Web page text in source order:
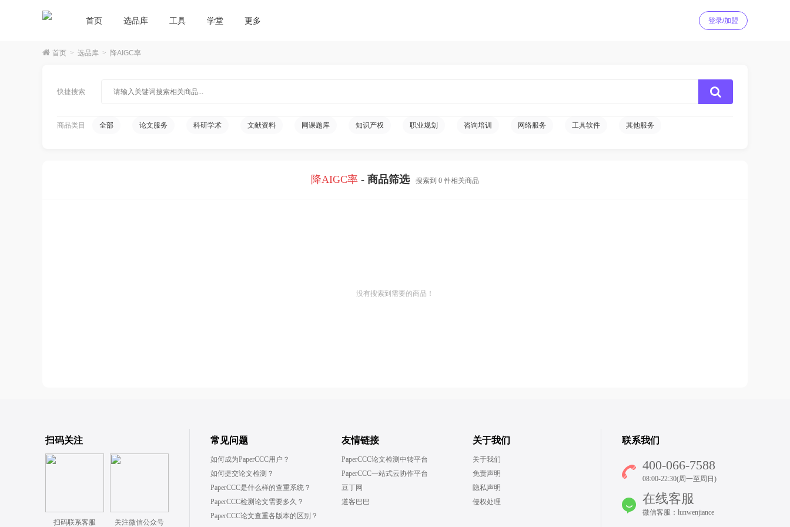
首页 选品库 工具 学堂 更多 登录/加盟
首页 > 选品库 > 降AIGC率
快捷搜索
商品类目 全部 论文服务 科研学术 文献资料 网课题库 知识产权 职业规划 咨询培训 网络服务 工具软件 其他服务
降AIGC率 - 商品筛选 搜索到 0 件相关商品
没有搜索到需要的商品！
扫码关注
扫码联系客服 关注微信公众号
常见问题
如何成为PaperCCC用户？
如何提交论文检测？
PaperCCC是什么样的查重系统？
PaperCCC检测论文需要多久？
PaperCCC论文查重各版本的区别？
友情链接
PaperCCC论文检测中转平台
PaperCCC一站式云协作平台
豆丁网
道客巴巴
关于我们
关于我们
免责声明
隐私声明
侵权处理
联系我们
400-066-7588
08:00-22:30(周一至周日)
在线客服
微信客服：lunwenjiance